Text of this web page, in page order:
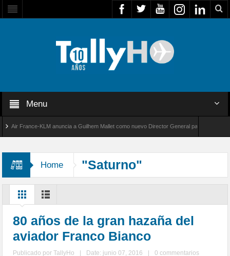
Menu
France-KLM anuncia a Guilhem Mallet como nuevo Director General para América Latina
Home "Saturno"
80 años de la gran hazaña del
aviador Franco Bianco
Publicado porTallyHo Date: junio 07, 2016
0 commentarios